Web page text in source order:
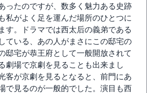
ったのですが、数多く魅力ある史跡
私がよく足を運んだ場所のひとつに
す。ドラマでは西太后の義弟である
ている、あの人がまさにこの邸宅の
邸宅が恭王府として一般開放されて
劇場で京劇を見ることも出来まし
客が京劇を見るとなると、前門にあ
で見るのが一般的でした。演目も西